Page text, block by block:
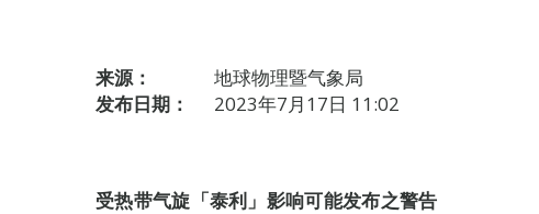
来源：
地球物理暨气象局
发布日期：
2023年7月17日 11:02
受热带气旋「泰利」影响可能发布之警告